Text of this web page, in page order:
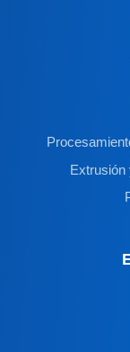
Extrusión